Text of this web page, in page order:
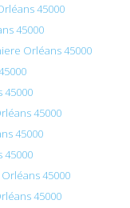
45000
45000
Orléans 45000
45000
45000
45000
45000
45000
45000